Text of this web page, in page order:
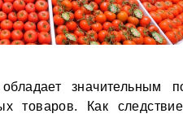
значительным
товаров. Как